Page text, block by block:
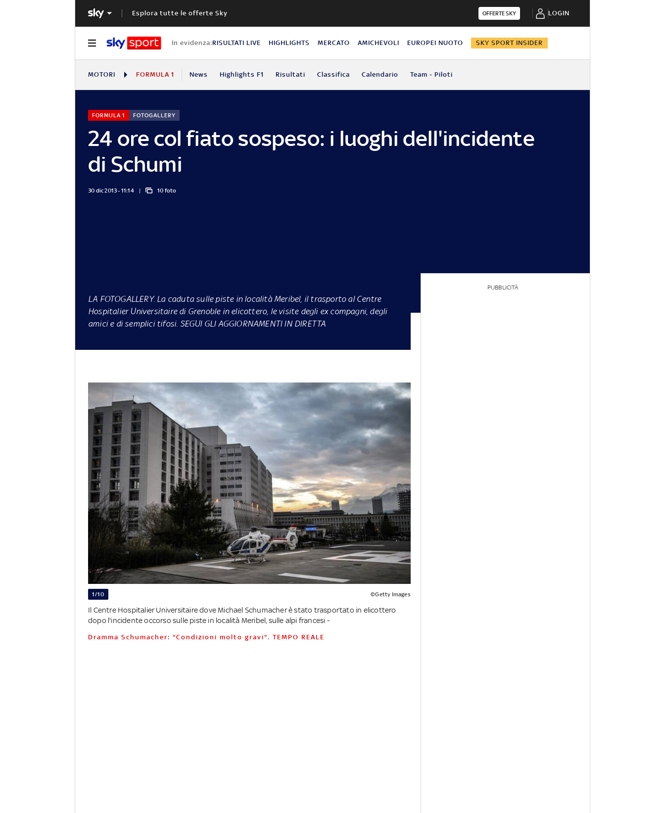
Esplora tutte le offerte Sky OFFERTE SKY LOGIN
In evidenza:RISULTATI LIVE HIGHLIGHTS MERCATO AMICHEVOLI EUROPEI NUOTO SKY SPORT INSIDER
MOTORI FORMULA 1 News Highlights F1 Risultati Classifica Calendario Team - Piloti
24 ore col fiato sospeso: i luoghi dell'incidente
di Schumi
FORMULA 1 FOTOGALLERY
30 dic 2013 - 11:14 10 foto
LA FOTOGALLERY. La caduta sulle piste in località Meribel, il trasporto al Centre
Hospitalier Universitaire di Grenoble in elicottero, le visite degli ex compagni, degli
amici e di semplici tifosi. SEGUI GLI AGGIORNAMENTI IN DIRETTA
1/10 ©Getty Images
Il Centre Hospitalier Universitaire dove Michael Schumacher è stato trasportato in elicottero
dopo l'incidente occorso sulle piste in località Meribel, sulle alpi francesi -
Dramma Schumacher: "Condizioni molto gravi". TEMPO REALE
PUBBLICITÀ